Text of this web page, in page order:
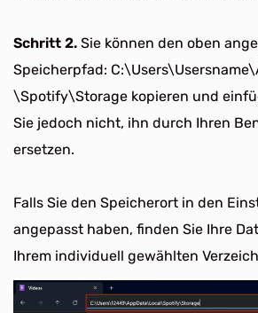
Schritt 2. Sie können den oben
Speicherpfad:
\Spotify\Storage kopieren und
Sie jedoch nicht, ihn durch Ihren
ersetzen.
Falls Sie den Speicherort in den
angepasst haben, finden Sie Ihre
Ihrem individuell gewählten